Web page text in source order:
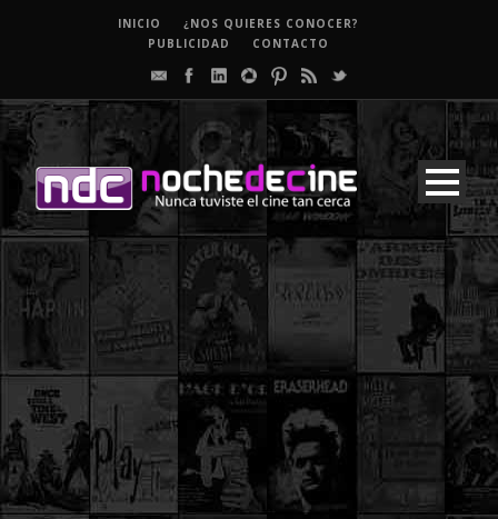
INICIO
¿NOS QUIERES CONOCER?
PUBLICIDAD
CONTACTO